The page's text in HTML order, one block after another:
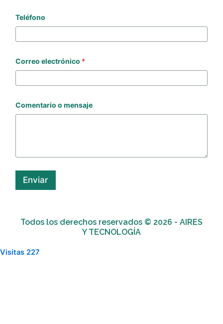
Teléfono
o
r
e
o
e
r
n
c
Correo electrónico *
Comentario o mensaje
Enviar
Todos los derechos reservados © 2026 - AIRES
Y TECNOLOGÍA
Visitas 227